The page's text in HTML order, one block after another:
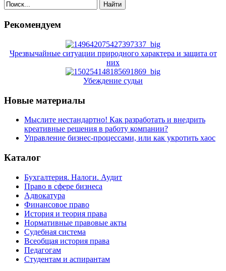
Найти
Рекомендуем
Чрезвычайные ситуации природного характера и защита от
них
Убеждение судьи
Новые материалы
Мыслите нестандартно! Как разработать и внедрить
креативные решения в работу компании?
Управление бизнес-процессами, или как укротить хаос
Каталог
Бухгалтерия. Налоги. Аудит
Право в сфере бизнеса
Адвокатура
Финансовое право
История и теория права
Нормативные правовые акты
Судебная система
Всеобщая история права
Педагогам
Студентам и аспирантам